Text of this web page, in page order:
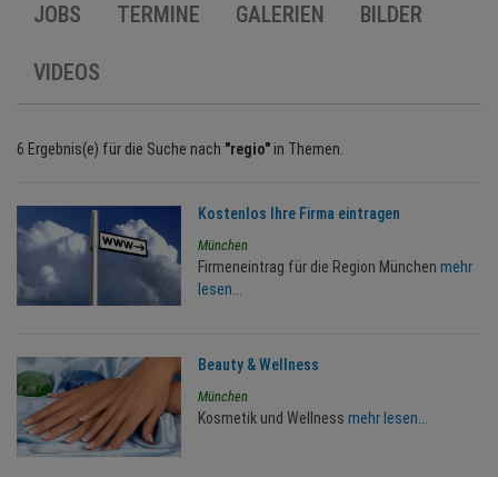
ANGEBOTE
JOBS
JOBS TERMINE GALERIEN BILDER
VIDEOS
6 Ergebnis(e) für die Suche nach "regio" in Themen.
Kostenlos Ihre Firma eintragen
München
Firmeneintrag für die Region München mehr
lesen...
Beauty & Wellness
München
Kosmetik und Wellness mehr lesen...